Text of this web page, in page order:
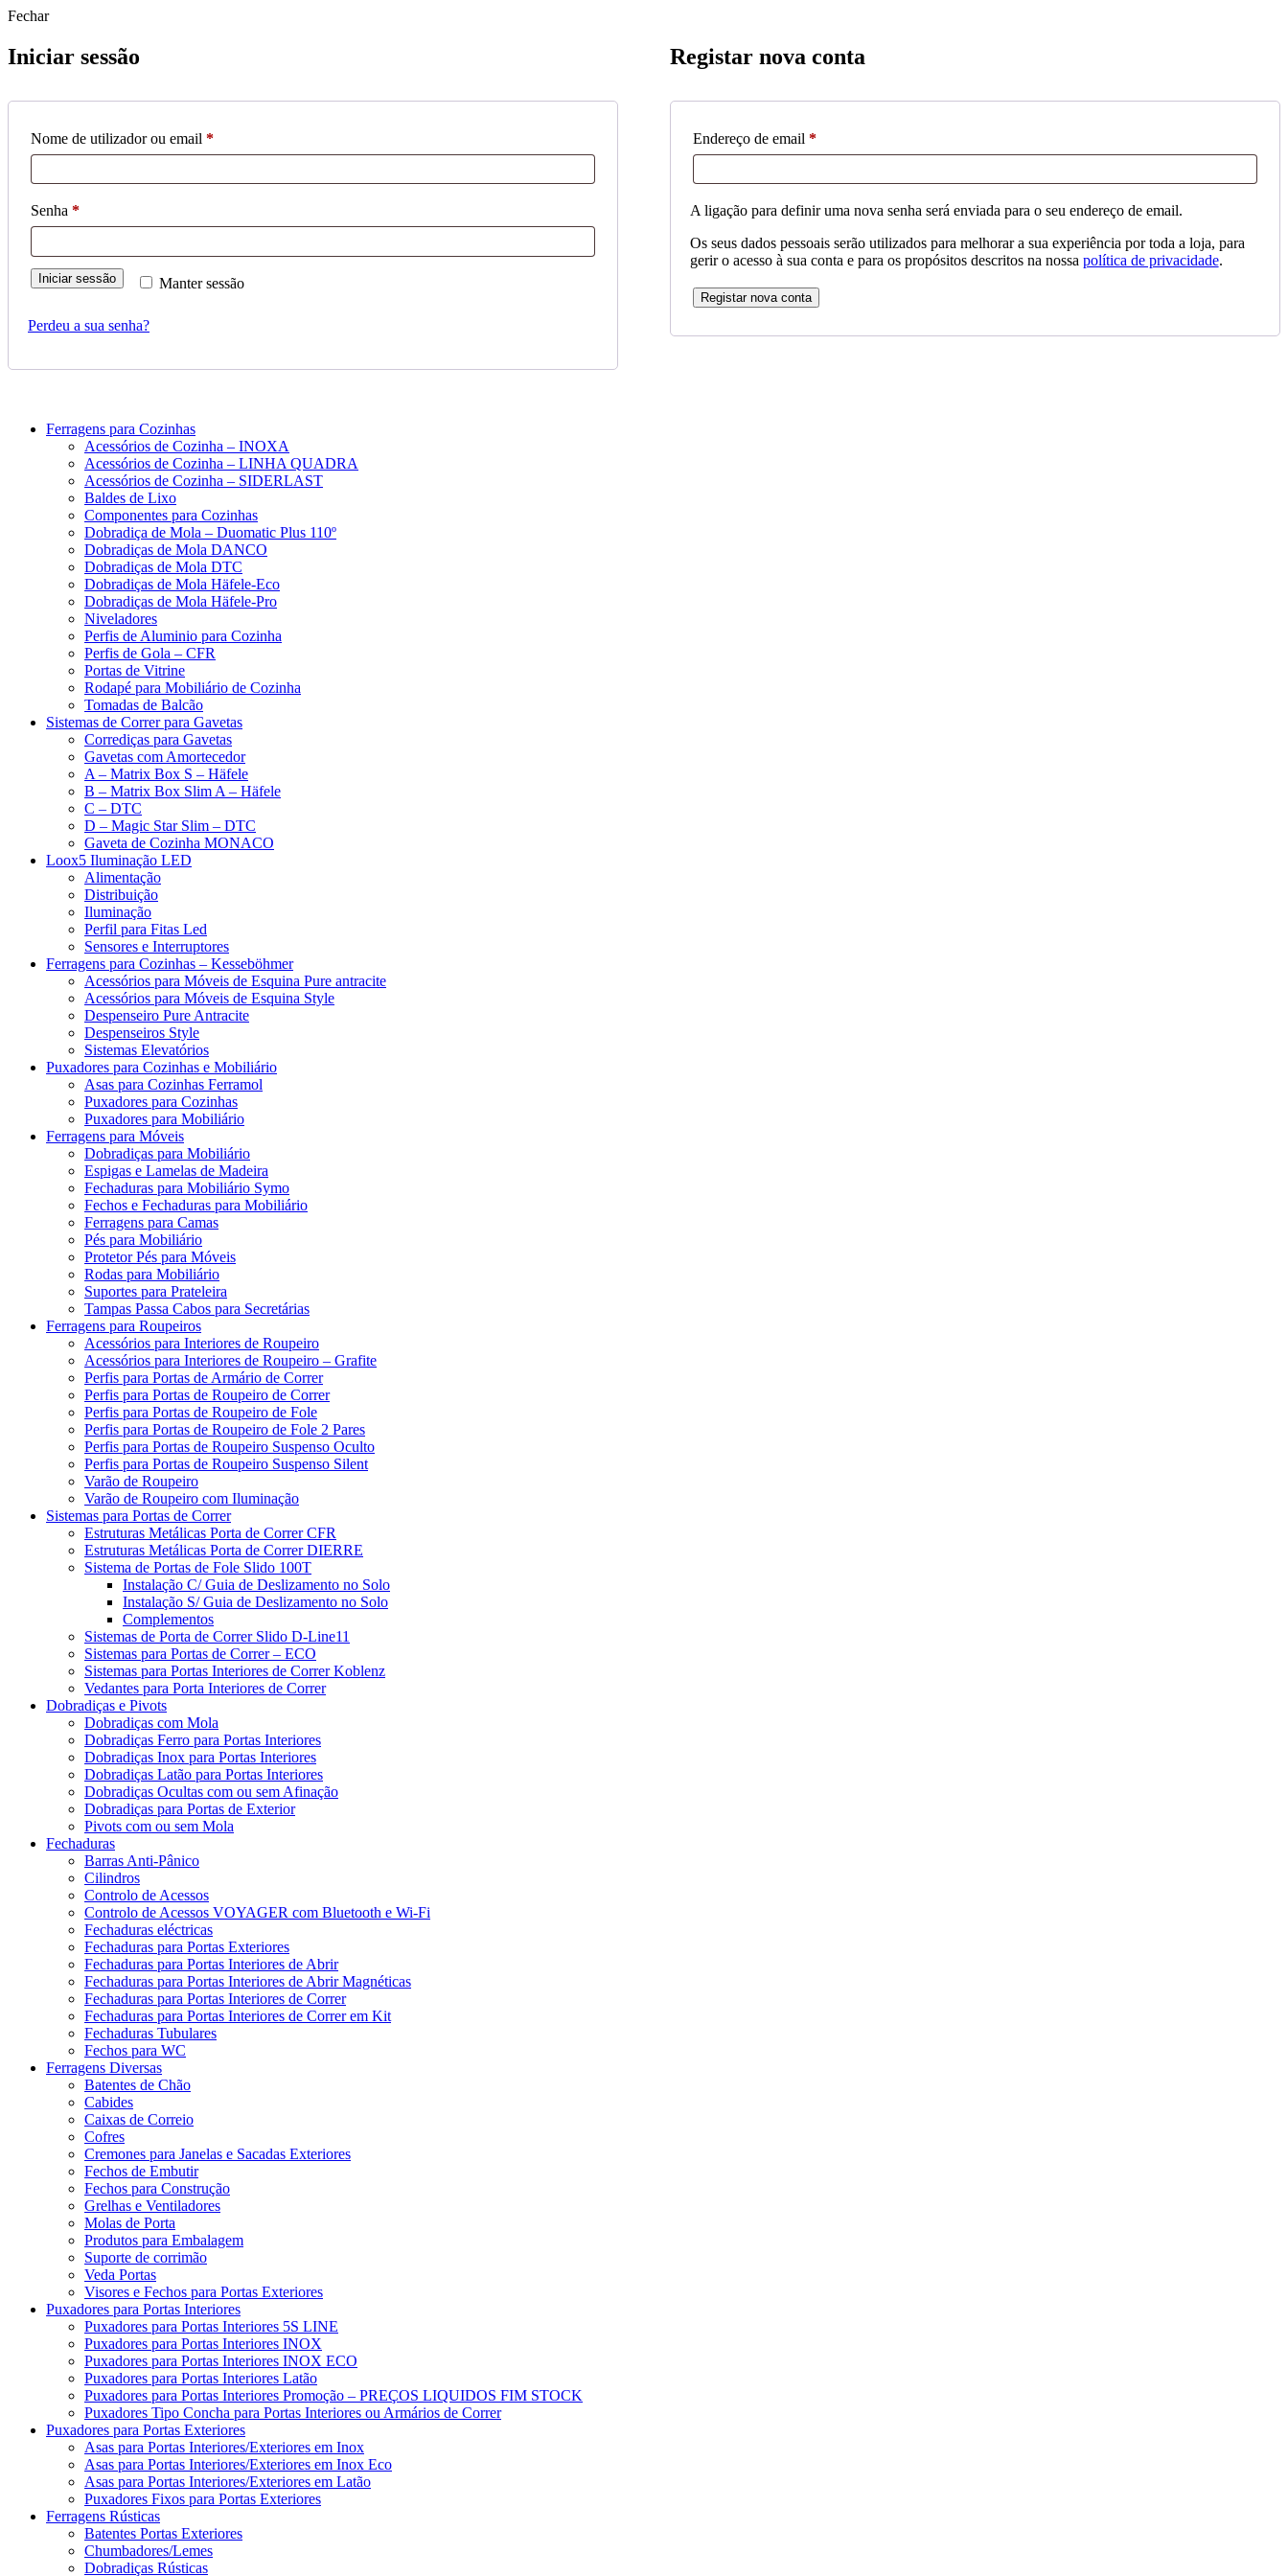
Fechar
Iniciar sessão
Nome de utilizador ou email *Obrigatório
Senha *Obrigatório
Manter sessão
Iniciar sessão
Perdeu a sua senha?
Registar nova conta
Endereço de email *Obrigatório
A ligação para definir uma nova senha será enviada para o seu endereço de email.
Os seus dados pessoais serão utilizados para melhorar a sua experiência por toda a loja, para
gerir o acesso à sua conta e para os propósitos descritos na nossa política de privacidade.
Registar nova conta
Ferragens para Cozinhas
Acessórios de Cozinha – INOXA
Acessórios de Cozinha – LINHA QUADRA
Acessórios de Cozinha – SIDERLAST
Baldes de Lixo
Componentes para Cozinhas
Dobradiça de Mola – Duomatic Plus 110º
Dobradiças de Mola DANCO
Dobradiças de Mola DTC
Dobradiças de Mola Häfele-Eco
Dobradiças de Mola Häfele-Pro
Niveladores
Perfis de Aluminio para Cozinha
Perfis de Gola – CFR
Portas de Vitrine
Rodapé para Mobiliário de Cozinha
Tomadas de Balcão
Sistemas de Correr para Gavetas
Corrediças para Gavetas
Gavetas com Amortecedor
A – Matrix Box S – Häfele
B – Matrix Box Slim A – Häfele
C – DTC
D – Magic Star Slim – DTC
Gaveta de Cozinha MONACO
Loox5 Iluminação LED
Alimentação
Distribuição
Iluminação
Perfil para Fitas Led
Sensores e Interruptores
Ferragens para Cozinhas – Kesseböhmer
Acessórios para Móveis de Esquina Pure antracite
Acessórios para Móveis de Esquina Style
Despenseiro Pure Antracite
Despenseiros Style
Sistemas Elevatórios
Puxadores para Cozinhas e Mobiliário
Asas para Cozinhas Ferramol
Puxadores para Cozinhas
Puxadores para Mobiliário
Ferragens para Móveis
Dobradiças para Mobiliário
Espigas e Lamelas de Madeira
Fechaduras para Mobiliário Symo
Fechos e Fechaduras para Mobiliário
Ferragens para Camas
Pés para Mobiliário
Protetor Pés para Móveis
Rodas para Mobiliário
Suportes para Prateleira
Tampas Passa Cabos para Secretárias
Ferragens para Roupeiros
Acessórios para Interiores de Roupeiro
Acessórios para Interiores de Roupeiro – Grafite
Perfis para Portas de Armário de Correr
Perfis para Portas de Roupeiro de Correr
Perfis para Portas de Roupeiro de Fole
Perfis para Portas de Roupeiro de Fole 2 Pares
Perfis para Portas de Roupeiro Suspenso Oculto
Perfis para Portas de Roupeiro Suspenso Silent
Varão de Roupeiro
Varão de Roupeiro com Iluminação
Sistemas para Portas de Correr
Estruturas Metálicas Porta de Correr CFR
Estruturas Metálicas Porta de Correr DIERRE
Sistema de Portas de Fole Slido 100T
Instalação C/ Guia de Deslizamento no Solo
Instalação S/ Guia de Deslizamento no Solo
Complementos
Sistemas de Porta de Correr Slido D-Line11
Sistemas para Portas de Correr – ECO
Sistemas para Portas Interiores de Correr Koblenz
Vedantes para Porta Interiores de Correr
Dobradiças e Pivots
Dobradiças com Mola
Dobradiças Ferro para Portas Interiores
Dobradiças Inox para Portas Interiores
Dobradiças Latão para Portas Interiores
Dobradiças Ocultas com ou sem Afinação
Dobradiças para Portas de Exterior
Pivots com ou sem Mola
Fechaduras
Barras Anti-Pânico
Cilindros
Controlo de Acessos
Controlo de Acessos VOYAGER com Bluetooth e Wi-Fi
Fechaduras eléctricas
Fechaduras para Portas Exteriores
Fechaduras para Portas Interiores de Abrir
Fechaduras para Portas Interiores de Abrir Magnéticas
Fechaduras para Portas Interiores de Correr
Fechaduras para Portas Interiores de Correr em Kit
Fechaduras Tubulares
Fechos para WC
Ferragens Diversas
Batentes de Chão
Cabides
Caixas de Correio
Cofres
Cremones para Janelas e Sacadas Exteriores
Fechos de Embutir
Fechos para Construção
Grelhas e Ventiladores
Molas de Porta
Produtos para Embalagem
Suporte de corrimão
Veda Portas
Visores e Fechos para Portas Exteriores
Puxadores para Portas Interiores
Puxadores para Portas Interiores 5S LINE
Puxadores para Portas Interiores INOX
Puxadores para Portas Interiores INOX ECO
Puxadores para Portas Interiores Latão
Puxadores para Portas Interiores Promoção – PREÇOS LIQUIDOS FIM STOCK
Puxadores Tipo Concha para Portas Interiores ou Armários de Correr
Puxadores para Portas Exteriores
Asas para Portas Interiores/Exteriores em Inox
Asas para Portas Interiores/Exteriores em Inox Eco
Asas para Portas Interiores/Exteriores em Latão
Puxadores Fixos para Portas Exteriores
Ferragens Rústicas
Batentes Portas Exteriores
Chumbadores/Lemes
Dobradiças Rústicas